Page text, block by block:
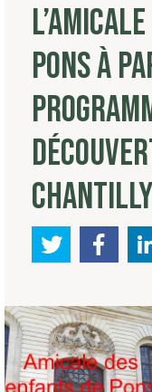
PONS À
CHANTILLY